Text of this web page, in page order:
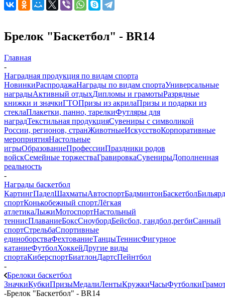
Брелок "Баскетбол" - BR14
Главная
-
Наградная продукция по видам спорта
НовинкиРаспродажаНаграды по видам спортаУниверсальные
наградыАктивный отдыхДипломы и грамотыРазрядные
книжки и значкиГТОПризы из акрилаПризы и подарки из
стеклаПлакетки, панно, тарелкиФутляры для
наградТекстильная продукцияСувениры с символикой
России, регионов, странЖивотныеИскусствоКорпоративные
мероприятияНастольные
игрыОбразованиеПрофессииПраздники родов
войскСемейные торжестваГравировкаСувенирыДополненная
реальность
-
Награды баскетбол
КартингПаделШахматыАвтоспортБадминтонБаскетболБильярд
спортКонькобежный спортЛёгкая
атлетикаЛыжиМотоспортНастольный
теннисПлаваниеБоксСноубордБейсбол, гандбол,регбиСанный
спортСтрельбаСпортивные
единоборстваФехтованиеТанцыТеннисФигурное
катаниеФутболХоккейДругие виды
спортаКиберспортБиатлонДартсПейнтбол
-
Брелоки баскетбол
ЗначкиКубкиПризыМедалиЛентыКружкиЧасыФутболки
-Брелок "Баскетбол" - BR14